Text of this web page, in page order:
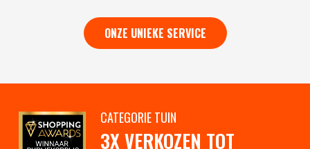
ONZE UNIEKE SERVICE
CATEGORIE TUIN
3X VERKOZEN TOT